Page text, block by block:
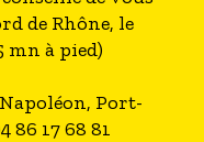
de Rhône, le
mn à pied)
Port-
86 17 68 81